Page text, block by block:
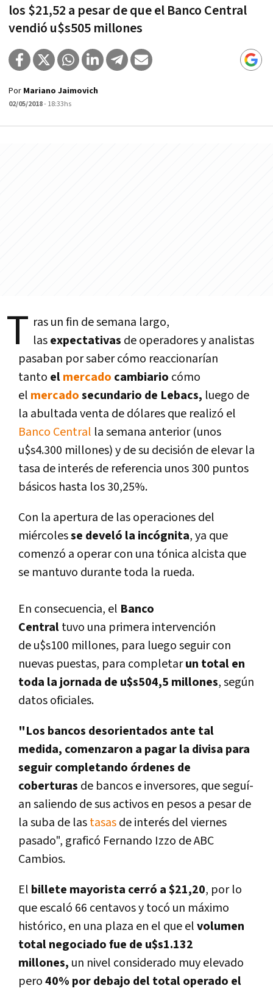
los $21,52 a pesar de que el Banco Central
vendió u$s505 millones
Por Mariano Jaimovich
02/05/2018- 18:33hs
T ras un fin de semana largo,
lasexpectativas de operadores y analistas
pasaban por saber cómo reaccionarí­an
tanto elmercado cambiario cómo
el mercadosecundario de Lebacs, luego de
la abultada venta de dólares que realizó el
Banco Central la semana anterior (unos
u$s4.300 millones) y de su decisión de elevar la
tasa de interés de referencia unos 300 puntos
básicos hasta los 30,25%.
Con la apertura de las operaciones del
miércolesse develó la incógnita, ya que
comenzó a operar con una tónica alcista que
se mantuvo durante toda la rueda.
En consecuencia, el Banco
Centraltuvo una primera intervención
de u$s100 millones, para luego seguir con
nuevas puestas, para completarun total en
toda la jornada de u$s504,5 millones, según
datos oficiales.
"Los bancos desorientados ante tal
medida, comenzaron a pagar la divisa para
seguir completando órdenes de
coberturas de bancos e inversores, que seguí­
an saliendo de sus activos en pesos a pesar de
la suba de lastasasde interés del viernes
pasado", graficó Fernando Izzo de ABC
Cambios.
El billete mayorista cerró a $21,20, por lo
que escaló 66 centavos y tocó un máximo
histórico, en una plaza en el que elvolumen
total negociado fue de u$s1.132
millones, un nivel considerado muy elevado
pero40% por debajo del total operado el